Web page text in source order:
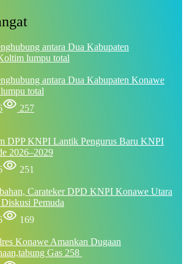
antara Dua Kabupaten Konawe
total
257
DPP KNPI Lantik Pengurus Baru KNPI
2026–2029
251
Carateker DPD KNPI Konawe Utara
Pemuda
169
Konawe Amankan Dugaan
Gas 258